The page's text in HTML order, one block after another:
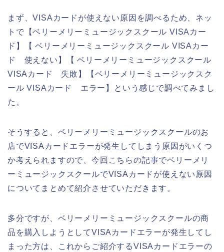
まず、VISAカードが使えない原因を調べるため、ネッ
トで【ベリーメリーミュージックスクール VISAカー
ド】【 ベリーメリーミュージックスクール VISAカー
ド 使えない】【 ベリーメリーミュージックスクール
VISAカード 失敗】【ベリーメリーミュージックスク
ール VISAカード エラー】という感じで調べてみまし
た。
そうすると、ベリーメリーミュージックスクールのお
店でVISAカードエラーが発生してしまう原因がいくつ
か考えられますので、今回こちらの記事でベリーメリ
ーミュージックスクールでVISAカードが使えない原因
についてまとめて紹介させていただきます。
多分ですが、ベリーメリーミュージックスクールの商
品を購入しようとしてVISAカードエラーが発生してし
まった方は、これからご紹介するVISAカードエラーの